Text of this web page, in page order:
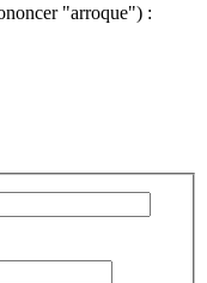
"arroque") :